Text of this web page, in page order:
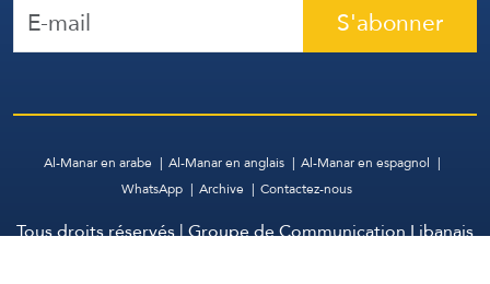
S'abonner
Al-Manar en arabe Al-Manar en anglais
Al-Manar en espagnol
WhatsApp
Archive Contactez-nous
Tous droits réservés | Groupe de Communication Libanais